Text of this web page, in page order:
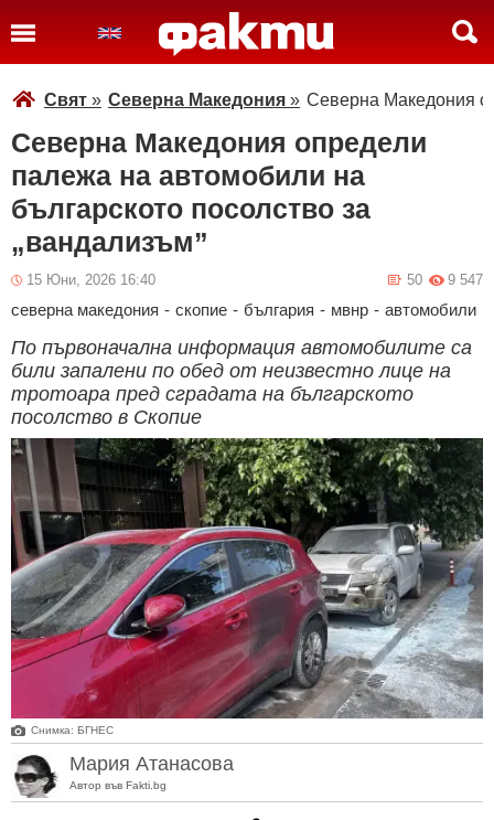
Свят » Северна Македония » Северна Македония
Северна Македония определи
палежа на автомобили на
българското посолство за
„вандализъм”
15 Юни, 2026 16:40 9 547
50
северна македония - скопие - българия - мвнр - автомобили
По първоначална информация автомобилите са
били запалени по обед от неизвестно лице на
тротоара пред сградата на българското
посолство в Скопие
Снимка: БГНЕС
Мария Атанасова
Автор във Fakti.bg